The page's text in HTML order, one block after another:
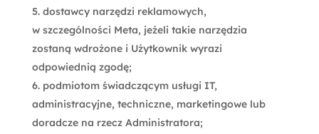
dostawcy narzędzi reklamowych,
w szczególności Meta, jeżeli takie narzędzia
zostaną wdrożone i Użytkownik wyrazi
odpowiednią zgodę;
podmiotom świadczącym usługi IT,
administracyjne, techniczne, marketingowe lub
doradcze na rzecz Administratora;